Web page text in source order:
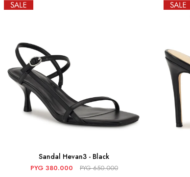
Sandal Hevan3 - Black
PYG 380.000 PYG 650.000